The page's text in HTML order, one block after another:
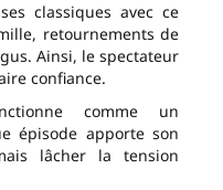
classiques avec ce
retournements de
Ainsi, le spectateur
confiance.
comme un
épisode apporte son
lâcher la tension